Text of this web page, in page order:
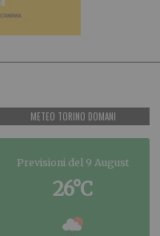
METEO TORINO DOMANI
Previsioni del 9 August
26°C